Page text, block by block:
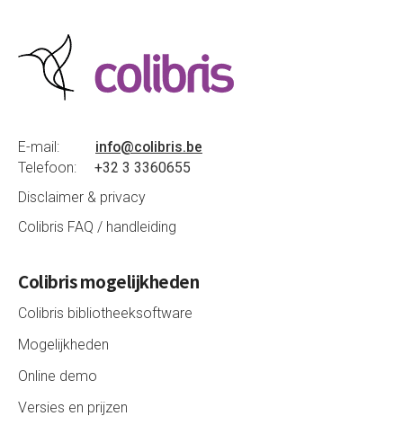
E-mail: info@colibris.be
Telefoon: +32 3 3360655
Disclaimer & privacy
Colibris FAQ / handleiding
Colibris mogelijkheden
Colibris bibliotheeksoftware
Mogelijkheden
Online demo
Versies en prijzen